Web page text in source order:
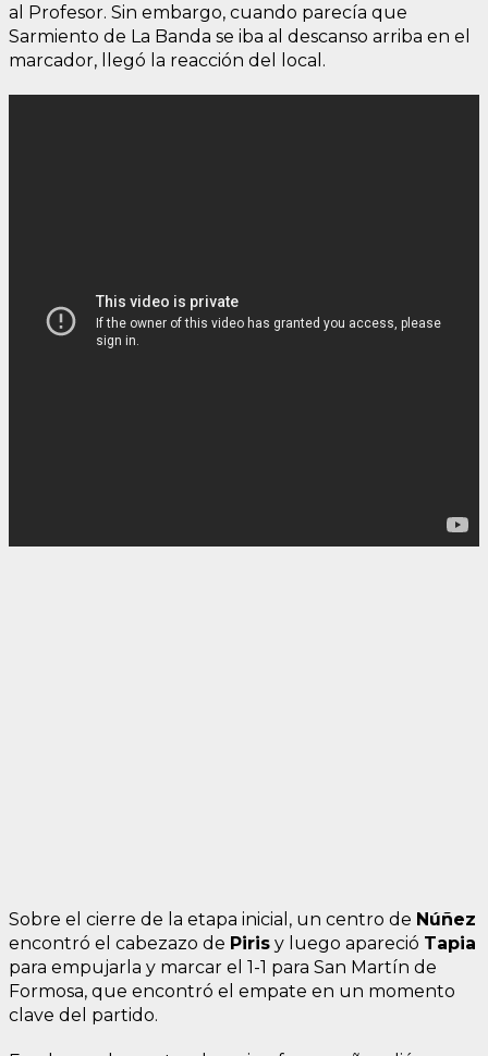
al Profesor. Sin embargo, cuando parecía que
Sarmiento de La Banda se iba al descanso arriba en el
marcador, llegó la reacción del local.
Sobre el cierre de la etapa inicial, un centro de Núñez
encontró el cabezazo de Piris y luego apareció Tapia
para empujarla y marcar el 1-1 para San Martín de
Formosa, que encontró el empate en un momento
clave del partido.